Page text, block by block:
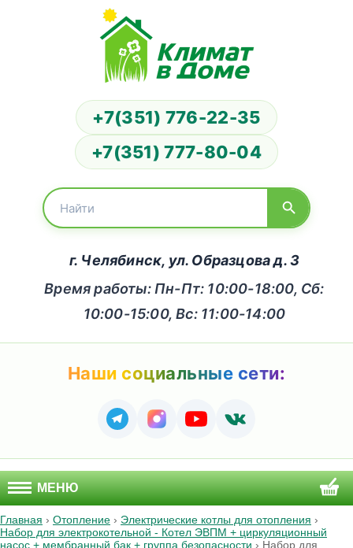
+7(351) 776-22-35
+7(351) 777-80-04
г. Челябинск, ул. Образцова д. 3
Время работы: Пн-Пт: 10:00-18:00, Сб:
10:00-15:00, Вс: 11:00-14:00
Наши социальные сети:
МЕНЮ
Главная › Отопление › Электрические котлы для отопления ›
Набор для электрокотельной - Котел ЭВПМ + циркуляционный
насос + мембранный бак + группа безопасности › Набор для